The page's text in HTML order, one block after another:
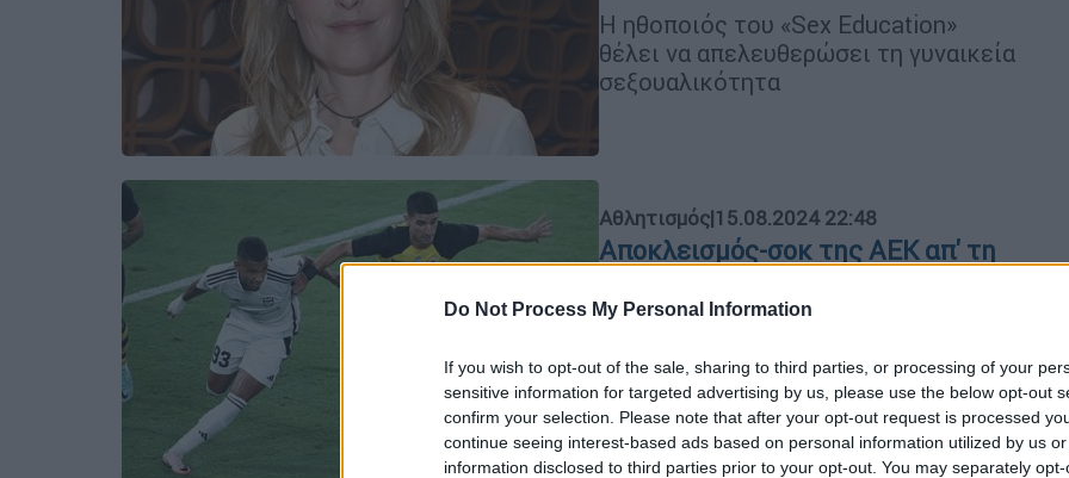
Do Not Process My Personal Information
If you wish to opt-out of the sale, sharing to third parties, or processing of your
sensitive information for targeted advertising by us, please use the below opt-out
confirm your selection. Please note that after your opt-out request is processed
continue seeing interest-based ads based on personal information utilized by us
information disclosed to third parties prior to your opt-out. You may separately
Η ηθοποιός του «Sex Education»
θέλει να απελευθερώσει τη γυναικεία
σεξουαλικότητα
Αθλητισμός|15.08.2024 22:48
Αποκλεισμός-σοκ της ΑΕΚ απ' τη
ξυπνήσει και έμεινε οριστικά
Η ΑΕΚ νίκησε με 1-0 αλλά δεν
μπόρεσε να ανατρέψει το 3-1 των
Αρμένιων απ' το πρώτο ματς